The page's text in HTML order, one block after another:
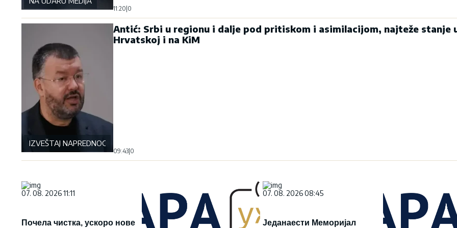
11:20 0
IZVEŠTAJ NAPREDNOG KLUBA
Antić: Srbi u regionu i dalje pod pritiskom i asimilacijom, najteže stanje
Hrvatskoj i na KiM
09:43 0
07. 08. 2026 11:11
Почела чистка, ускоро нове
07. 08. 2026 08:45
Једанаести Меморијал